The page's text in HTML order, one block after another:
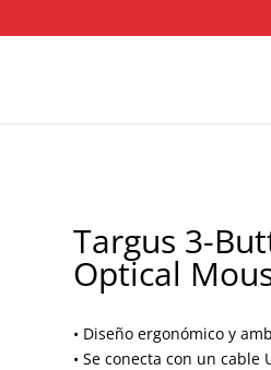
Targus 3-
Optical
• Diseño ergonómico y
• Se conecta con un cable